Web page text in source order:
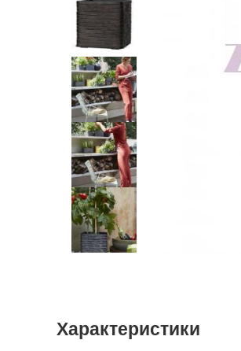
Характеристики